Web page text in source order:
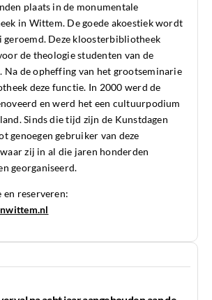
plaats in de monumentale
in Wittem. De goede akoestiek wordt
geroemd. Deze kloosterbibliotheek
de theologie studenten van de
Na de opheffing van het grootseminarie
deze functie. In 2000 werd de
en werd het een cultuurpodium
Sinds die tijd zijn de Kunstdagen
genoegen gebruiker van deze
zij in al die jaren honderden
georganiseerd.
reserveren: